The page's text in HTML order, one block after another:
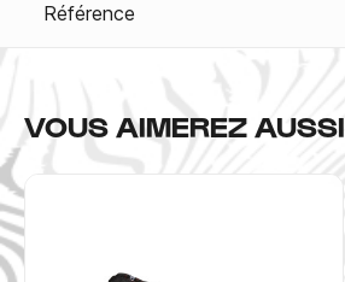
Référence
VOUS AIMEREZ AUSSI